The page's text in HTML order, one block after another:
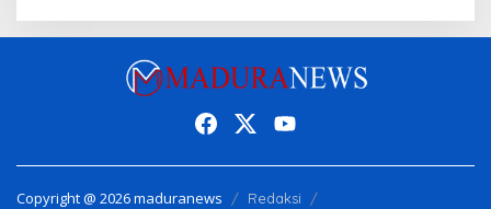
Copyright @ 2026 maduranews
Redaksi